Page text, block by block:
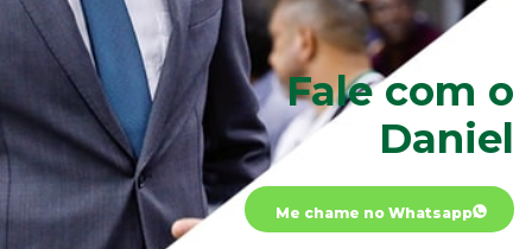
Fale com o
Daniel
Me chame no Whatsapp